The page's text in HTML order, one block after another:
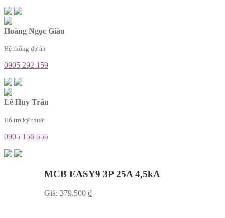
Hoàng Ngọc Giàu
Hệ thống dự án
0905 292 159
Lê Huy Trân
Hỗ trợ kỹ thuật
0905 156 656
MCB EASY9 3P 25A 4,5kA
Giá: 379,500 ₫